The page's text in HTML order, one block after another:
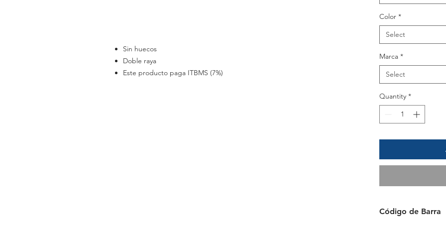
Sin huecos
Doble raya
Este producto paga ITBMS (7%)
Color *
Select
Marca *
Select
Quantity *
Código de Barra